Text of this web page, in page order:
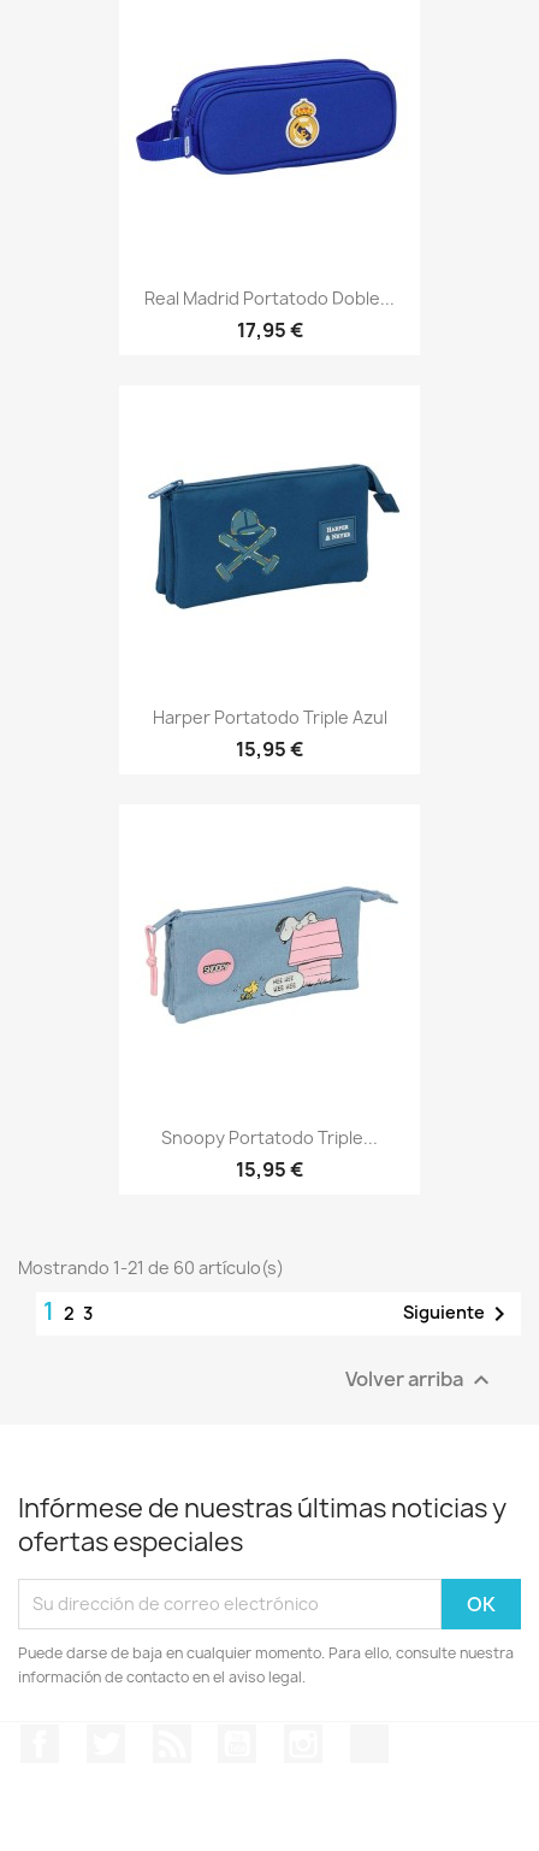
Real Madrid Portatodo Doble...
17,95 €
Harper Portatodo Triple Azul
15,95 €
Snoopy Portatodo Triple...
15,95 €
Mostrando 1-21 de 60 artículo(s)
1 2 3 Siguiente 
Volver arriba 
Infórmese de nuestras últimas noticias y
ofertas especiales
Puede darse de baja en cualquier momento. Para ello, consulte nuestra
información de contacto en el aviso legal.